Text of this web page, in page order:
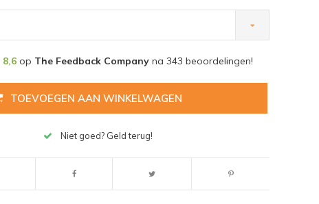
8,6op The Feedback Companyna 343 beoordelingen!
TOEVOEGEN AAN WINKELWAGEN
Niet goed? Geld terug!